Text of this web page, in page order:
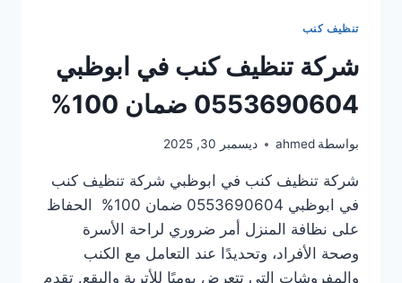
تنظيف كنب
شركة تنظيف كنب في ابوظبي
0553690604 ضمان 100%
بواسطة ahmed ديسمبر 30, 2025
شركة تنظيف كنب في ابوظبي شركة تنظيف كنب
في ابوظبي 0553690604 ضمان 100% الحفاظ
على نظافة المنزل أمر ضروري لراحة الأسرة
وصحة الأفراد، وتحديدًا عند التعامل مع الكنب
والمفروشات التي تتعرض يوميًا للأتربة والبقع. تقدم